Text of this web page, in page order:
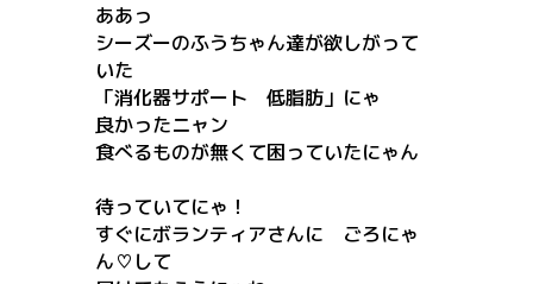
ああっ
シーズーのふうちゃん達が欲しがって
いた
「消化器サポート 低脂肪」にゃ
良かったニャン
食べるものが無くて困っていたにゃん
待っていてにゃ！
すぐにボランティアさんに ごろにゃ
ん♡して